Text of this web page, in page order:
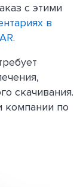
с этими
в
.
скачивания.
компании по